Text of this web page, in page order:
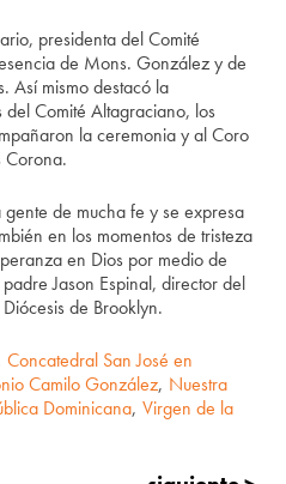
presidenta del Comité
de Mons. González y de
Así mismo destacó la
Comité Altagraciano, los
la ceremonia y al Coro
Corona.
de mucha fe y se expresa
en los momentos de tristeza
en Dios por medio de
Jason Espinal, director del
de Brooklyn.
Concatedral San José en
Camilo González, Nuestra
Dominicana, Virgen de la